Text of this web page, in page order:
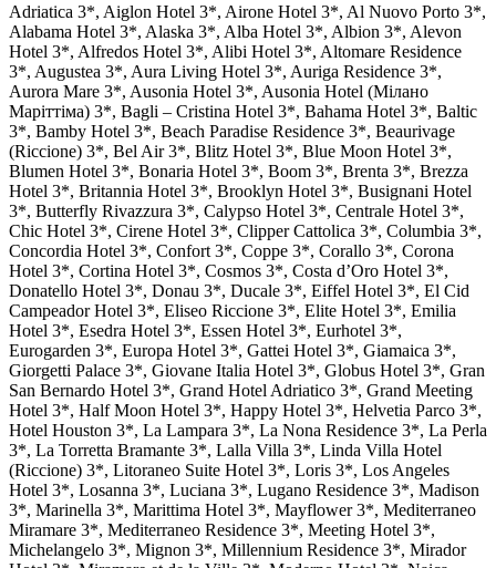
Adriatica 3*, Aiglon Hotel 3*, Airone Hotel 3*, Al Nuovo Porto 3*,
Alabama Hotel 3*, Alaska 3*, Alba Hotel 3*, Albion 3*, Alevon
Hotel 3*, Alfredos Hotel 3*, Alibi Hotel 3*, Altomare Residence
3*, Augustea 3*, Aura Living Hotel 3*, Auriga Residence 3*,
Aurora Mare 3*, Ausonia Hotel 3*, Ausonia Hotel (Мілано
Маріттіма) 3*, Bagli – Cristina Hotel 3*, Bahama Hotel 3*, Baltic
3*, Bamby Hotel 3*, Beach Paradise Residence 3*, Beaurivage
(Riccione) 3*, Bel Air 3*, Blitz Hotel 3*, Blue Moon Hotel 3*,
Blumen Hotel 3*, Bonaria Hotel 3*, Boom 3*, Brenta 3*, Brezza
Hotel 3*, Britannia Hotel 3*, Brooklyn Hotel 3*, Busignani Hotel
3*, Butterfly Rivazzura 3*, Calypso Hotel 3*, Centrale Hotel 3*,
Chic Hotel 3*, Cirene Hotel 3*, Clipper Cattolica 3*, Columbia 3*,
Concordia Hotel 3*, Confort 3*, Coppe 3*, Corallo 3*, Corona
Hotel 3*, Cortina Hotel 3*, Cosmos 3*, Costa d’Oro Hotel 3*,
Donatello Hotel 3*, Donau 3*, Ducale 3*, Eiffel Hotel 3*, El Cid
Campeador Hotel 3*, Eliseo Riccione 3*, Elite Hotel 3*, Emilia
Hotel 3*, Esedra Hotel 3*, Essen Hotel 3*, Eurhotel 3*,
Eurogarden 3*, Europa Hotel 3*, Gattei Hotel 3*, Giamaica 3*,
Giorgetti Palace 3*, Giovane Italia Hotel 3*, Globus Hotel 3*, Gran
San Bernardo Hotel 3*, Grand Hotel Adriatico 3*, Grand Meeting
Hotel 3*, Half Moon Hotel 3*, Happy Hotel 3*, Helvetia Parco 3*,
Hotel Houston 3*, La Lampara 3*, La Nona Residence 3*, La Perla
3*, La Torretta Bramante 3*, Lalla Villa 3*, Linda Villa Hotel
(Riccione) 3*, Litoraneo Suite Hotel 3*, Loris 3*, Los Angeles
Hotel 3*, Losanna 3*, Luciana 3*, Lugano Residence 3*, Madison
3*, Marinella 3*, Marittima Hotel 3*, Mayflower 3*, Mediterraneo
Miramare 3*, Mediterraneo Residence 3*, Meeting Hotel 3*,
Michelangelo 3*, Mignon 3*, Millennium Residence 3*, Mirador